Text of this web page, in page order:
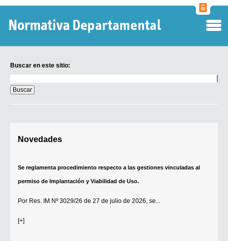
Buscar en este sitio:
en
este
sitio:
Novedades
Se reglamenta procedimiento respecto a las gestiones vinculadas al
permiso de Implantación y Viabilidad de Uso.
Por Res. IM Nº 3029/26 de 27 de julio de 2026, se...
[+]